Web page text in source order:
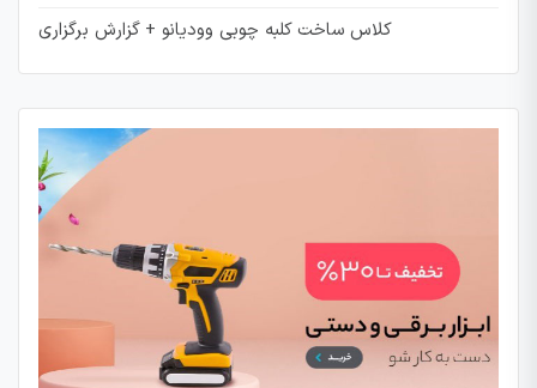
کلاس ساخت کلبه چوبی وودیانو + گزارش برگزاری